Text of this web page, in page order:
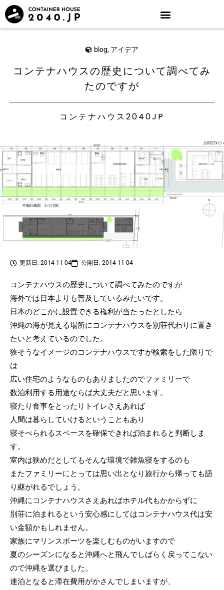
blog, アイデア
コンテナハウスの歴史について調べてみ
たのですが
コンテナハウス2040JP
更新日: 2014-11-04 公開日: 2014-11-04
コンテナハウスの歴史について調べてみたのですが
海外では日本よりも普及しているみたいです。
日本のどこかに設置できる権利が当たったとしたら
沖縄の海が見える場所にコンテナハウスを別荘代わりに置き
たいと考えているのでした。
狭そうなイメージのコンテナハウスですが検索をした限りで
は
広い住宅のようなものもありましたのでファミリーで
数泊利用する用途ならば大丈夫だと思います。
寝たり食事をとったりトイレさえあれば
人間は暮らしていけるということもあり
寝そべられるスペースを確保できれば泊まれると判断しま
す。
室内は狭めだとしてもそんな環境で雑魚寝をするのも
またファミリーにとっては思い出となり旅行から帰っても語
り継がれるでしょう。
沖縄にコンテナハウスさえあればホテル代もかからずに
別荘に泊まれるという安心感にしてはコンテナハウス代は安
い金額かもしれません。
家族にマリンスポーツを楽しむものがいますので
夏のシーズンになると沖縄へと飛んでしばらく戻ってこない
ので沖縄を選びました。
連泊となると滞在費用がかさんでしまいますが、